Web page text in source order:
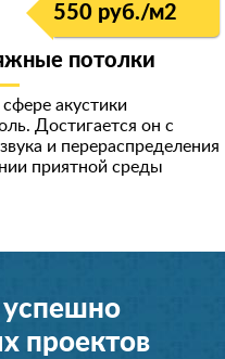
550 руб./м2
потолки
акустики
Достигается он с
и перераспределения
приятной среды
успешно
проектов